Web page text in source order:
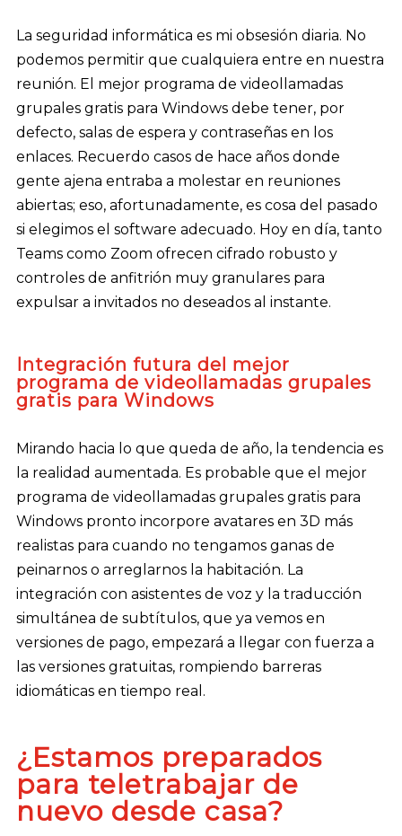
La seguridad informática es mi obsesión diaria. No
podemos permitir que cualquiera entre en nuestra
reunión. El mejor programa de videollamadas
grupales gratis para Windows debe tener, por
defecto, salas de espera y contraseñas en los
enlaces. Recuerdo casos de hace años donde
gente ajena entraba a molestar en reuniones
abiertas; eso, afortunadamente, es cosa del pasado
si elegimos el software adecuado. Hoy en día, tanto
Teams como Zoom ofrecen cifrado robusto y
controles de anfitrión muy granulares para
expulsar a invitados no deseados al instante.
Integración futura del mejor
programa de videollamadas grupales
gratis para Windows
Mirando hacia lo que queda de año, la tendencia es
la realidad aumentada. Es probable que el mejor
programa de videollamadas grupales gratis para
Windows pronto incorpore avatares en 3D más
realistas para cuando no tengamos ganas de
peinarnos o arreglarnos la habitación. La
integración con asistentes de voz y la traducción
simultánea de subtítulos, que ya vemos en
versiones de pago, empezará a llegar con fuerza a
las versiones gratuitas, rompiendo barreras
idiomáticas en tiempo real.
¿Estamos preparados
para teletrabajar de
nuevo desde casa?